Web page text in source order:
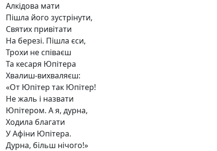
Алкідова мати
Пішла його зустрінути,
Святих привітати
На березі. Пішла єси,
Трохи не співаєш
Та кесаря Юпітера
Хвалиш-вихваляєш:
«От Юпітер так Юпітер!
Не жаль і назвати
Юпітером. А я, дурна,
Ходила благати
У Афіни Юпітера.
Дурна, більш нічого!»